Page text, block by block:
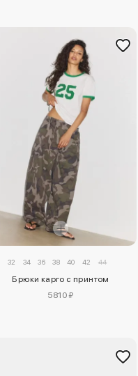
32 34 36 38 40 42 44
Брюки карго с принтом
5810 ₽